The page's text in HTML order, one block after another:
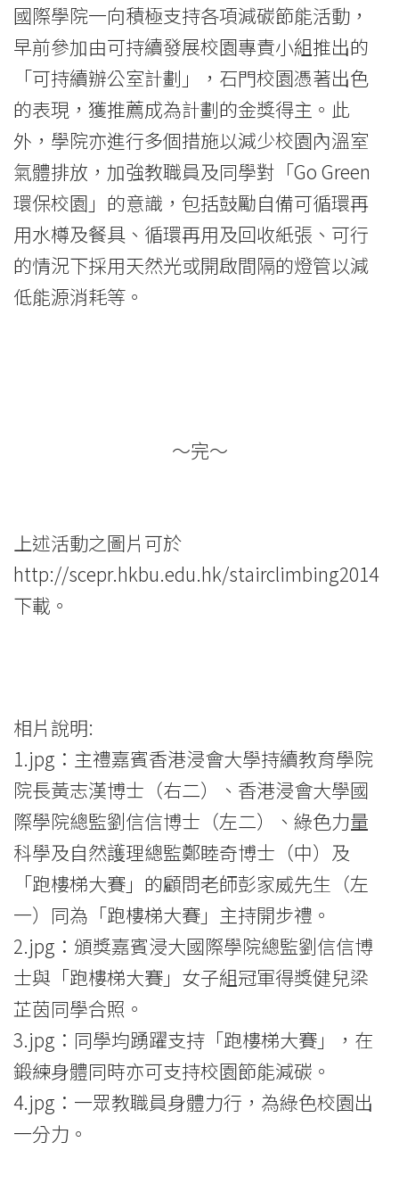
國際學院一向積極支持各項減碳節能活動，
早前參加由可持續發展校園專責小組推出的
「可持續辦公室計劃」，石門校園憑著出色
的表現，獲推薦成為計劃的金獎得主。此
外，學院亦進行多個措施以減少校園內溫室
氣體排放，加強教職員及同學對「Go Green
環保校園」的意識，包括鼓勵自備可循環再
用水樽及餐具、循環再用及回收紙張、可行
的情況下採用天然光或開啟間隔的燈管以減
低能源消耗等。
～完～
上述活動之圖片可於
http://scepr.hkbu.edu.hk/stairclimbing2014
下載。
相片說明:
1.jpg：主禮嘉賓香港浸會大學持續教育學院
院長黃志漢博士（右二）、香港浸會大學國
際學院總監劉信信博士（左二）、綠色力量
科學及自然護理總監鄭睦奇博士（中）及
「跑樓梯大賽」的顧問老師彭家威先生（左
一）同為「跑樓梯大賽」主持開步禮。
2.jpg：頒獎嘉賓浸大國際學院總監劉信信博
士與「跑樓梯大賽」女子組冠軍得獎健兒梁
芷茵同學合照。
3.jpg：同學均踴躍支持「跑樓梯大賽」，在
鍛練身體同時亦可支持校園節能減碳。
4.jpg：一眾教職員身體力行，為綠色校園出
一分力。